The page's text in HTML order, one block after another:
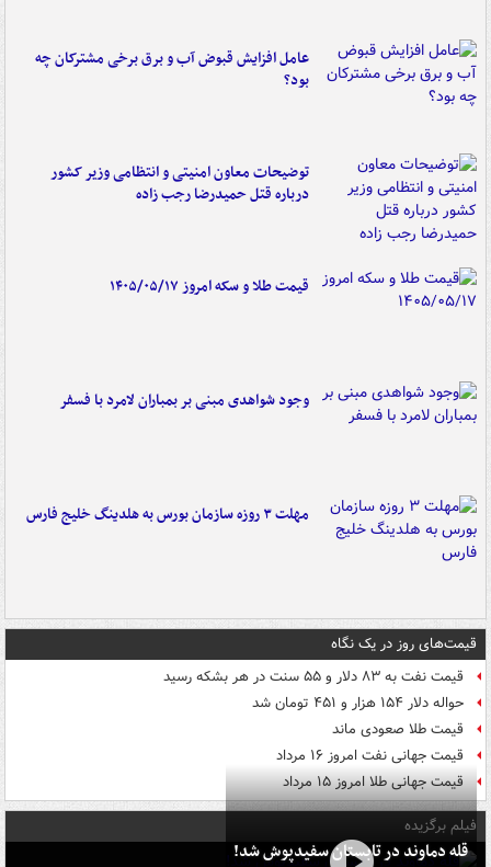
عامل افزایش قبوض آب و برق برخی مشترکان چه
بود؟
توضیحات معاون امنیتی و انتظامی وزیر کشور
درباره قتل حمیدرضا رجب زاده
قیمت طلا و سکه امروز ۱۴۰۵/۰۵/۱۷
وجود شواهدی مبنی بر بمباران لامرد با فسفر
مهلت ۳ روزه سازمان بورس به هلدینگ خلیج فارس
قیمت‌های روز در یک نگاه
قیمت نفت به ۸۳ دلار و ۵۵ سنت در هر بشکه رسید
حواله دلار ۱۵۴ هزار و ۴۵۱ تومان شد
قیمت طلا صعودی ماند
قیمت جهانی نفت امروز ۱۶ مرداد
قیمت جهانی طلا امروز ۱۵ مرداد
فیلم برگزیده
قله دماوند در تابستان سفیدپوش شد!